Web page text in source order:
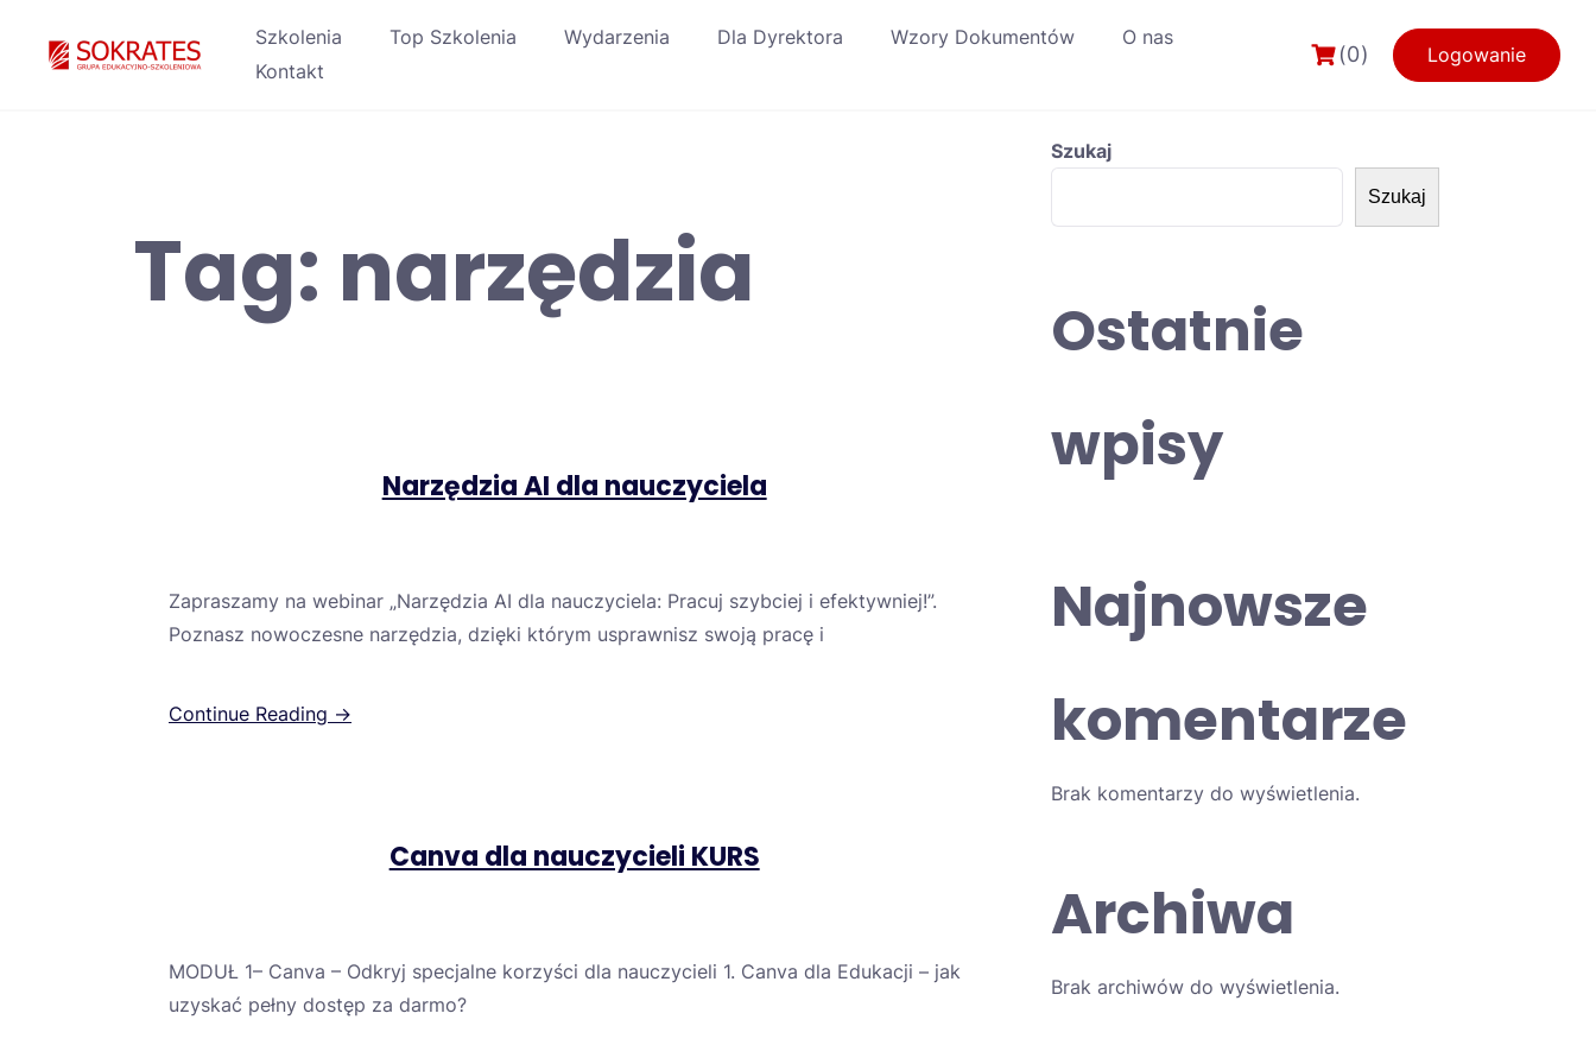
Szkolenia Top Szkolenia Wydarzenia Dla Dyrektora Wzory Dokumentów
O nas
Kontakt
(0) Logowanie
Tag: narzędzia
Narzędzia AI dla nauczyciela
Zapraszamy na webinar „Narzędzia AI dla nauczyciela: Pracuj szybciej i efektywniej!”.
Poznasz nowoczesne narzędzia, dzięki którym usprawnisz swoją pracę i
Continue Reading →
Canva dla nauczycieli KURS
MODUŁ 1– Canva – Odkryj specjalne korzyści dla nauczycieli 1. Canva dla Edukacji – jak
uzyskać pełny dostęp za darmo?
Szukaj
Szukaj
Ostatnie
wpisy
Najnowsze
komentarze
Brak komentarzy do wyświetlenia.
Archiwa
Brak archiwów do wyświetlenia.